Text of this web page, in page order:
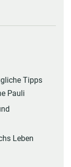
Tipps
Pauli
Leben